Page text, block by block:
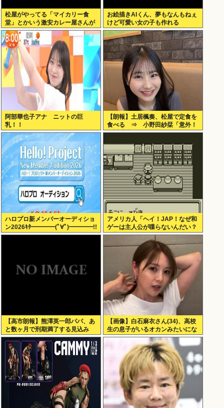
松屋がやってる「マイカリー食
堂」とかいう激安カレー屋さんが
こちらwww
お絵描きAIくん、夢もなんもねぇ
けど可愛い女の子も作れる
阿部華也子アナ ニットの巨
乳！！
【朗報】土居楓奏、松屋で定食を
食べる ⇒ 小野田紗栞「意外！
親近感持った」
ハロプロ新メンバーオーディショ
ン2026ｷﾀ━━━━(ﾟ∀ﾟ)━━━━!!
アメリカ人「ヘイ！JAP！なぜ和
ゲーは主人公が喋らないんだい？
異様だよ？」
【高市朗報】熊澤英一郎パパ、あ
と数ヶ月で刑期満了する見込み
【画像】白石麻衣さん(34)、高校
生の息子がいるオカンみたいにな
ってしまう